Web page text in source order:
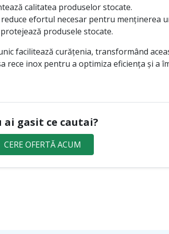
calitatea produselor stocate.
efortul necesar pentru menținerea
produsele stocate.
facilitează curățenia, transformând
inox pentru a optimiza eficiența și a
ai gasit ce cautai?
CERE OFERTĂ ACUM